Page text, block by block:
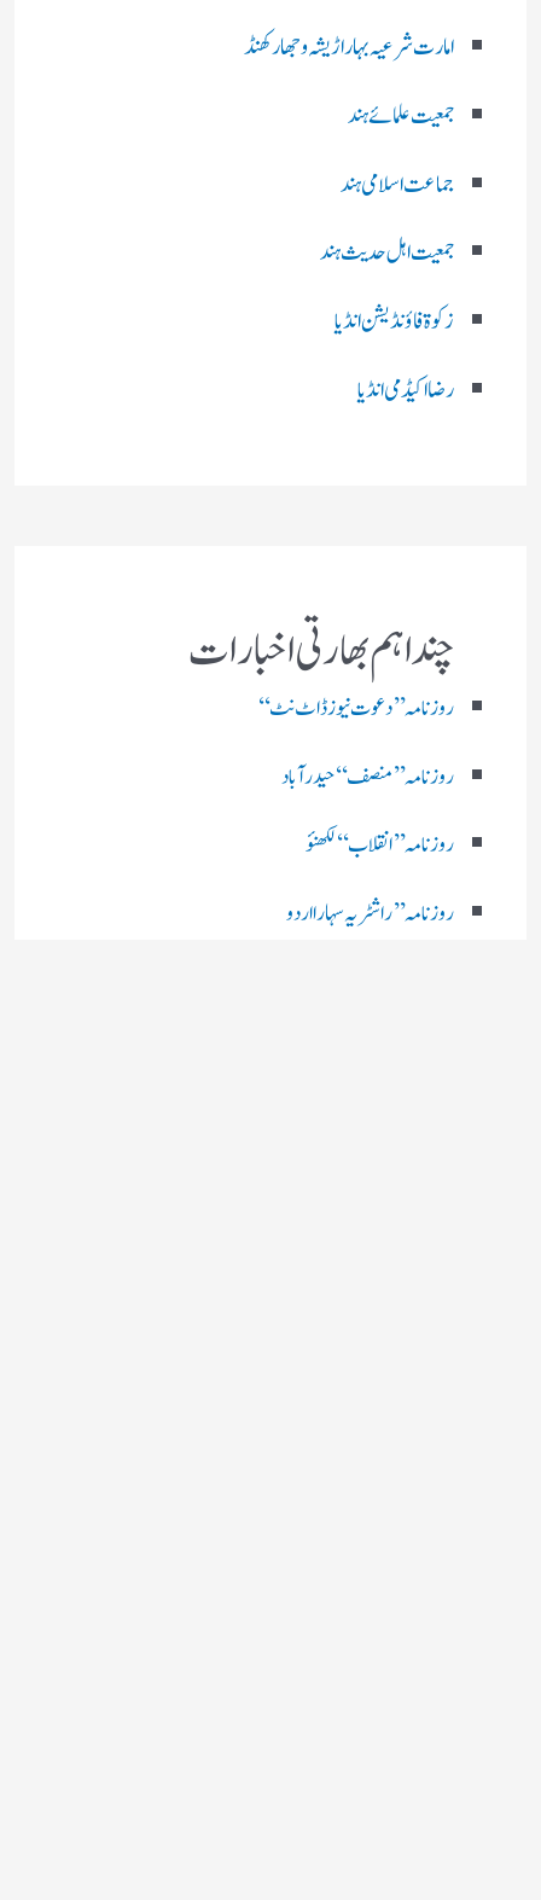
امارت شرعیہ بہار اڑیشہ و جھارکھنڈ
جمعیت علمائے ہند
جماعت اسلامی ہند
جمعیت اہل حدیث ہند
زکوۃ فاؤنڈیشن انڈیا
رضا اکیڈمی انڈیا
چند اہم بھارتی اخبارات
روز نامہ ’’ دعوت نیوز ڈاٹ نٹ‘‘
روزنامہ ’’ منصف‘‘ حیدر آباد
روزنامہ ’’ انقلاب‘‘ لکھنؤ
روز نامہ ’’راشٹریہ سہارا اردو